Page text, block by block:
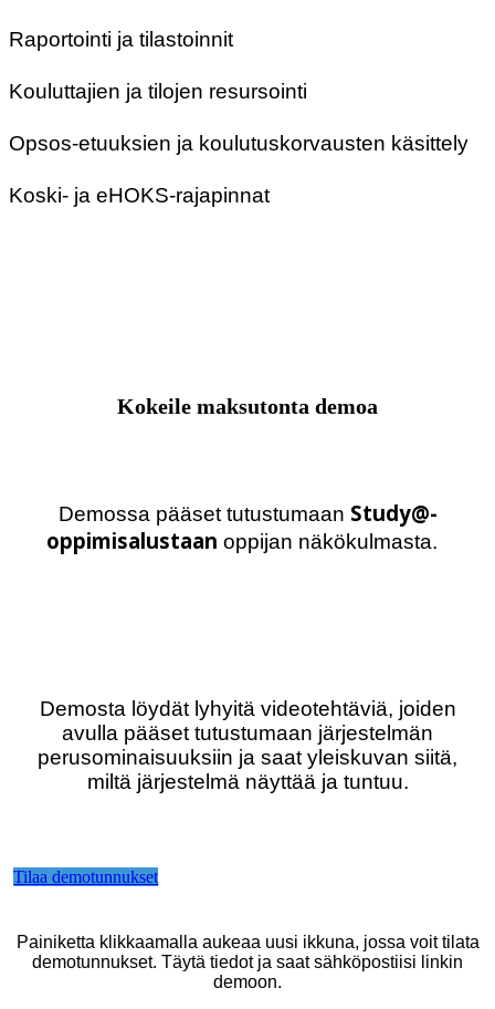
Raportointi ja tilastoinnit
Kouluttajien ja tilojen resursointi
Opsos-etuuksien ja koulutuskorvausten käsittely
Koski- ja eHOKS-rajapinnat
Kokeile maksutonta demoa
Demossa pääset tutustumaan Study@-
oppimisalustaan oppijan näkökulmasta.
Demosta löydät lyhyitä videotehtäviä, joiden
avulla pääset tutustumaan järjestelmän
perusominaisuuksiin ja saat yleiskuvan siitä,
miltä järjestelmä näyttää ja tuntuu.
Tilaa demotunnukset
Painiketta klikkaamalla aukeaa uusi ikkuna, jossa voit tilata
demotunnukset. Täytä tiedot ja saat sähköpostiisi linkin
demoon.